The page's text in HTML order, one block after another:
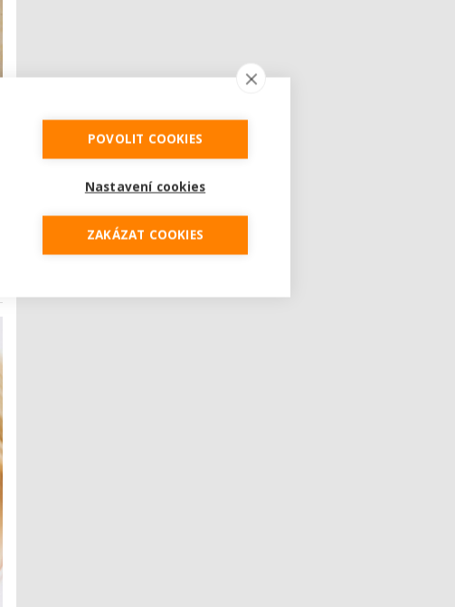
POVOLIT COOKIES
Nastavení cookies
ZAKÁZAT COOKIES